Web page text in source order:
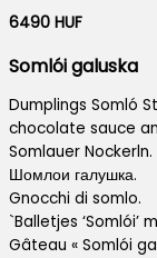
6490 HUF
Somlói galuska
Dumplings Somló
chocolate sauce
Somlauer Nockerln.
Шомлои галушка.
Gnocchi di somlo.
`Balletjes ‘Somlói’
Gâteau « Somlói